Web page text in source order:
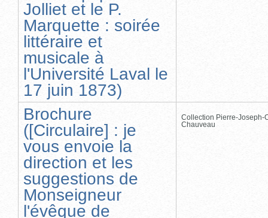
Jolliet et le P.
Marquette : soirée
littéraire et
musicale à
l'Université Laval le
17 juin 1873)
Brochure
([Circulaire] : je
vous envoie la
direction et les
suggestions de
Monseigneur
l'évêque de
Collection Pierre-Joseph-
Chauveau